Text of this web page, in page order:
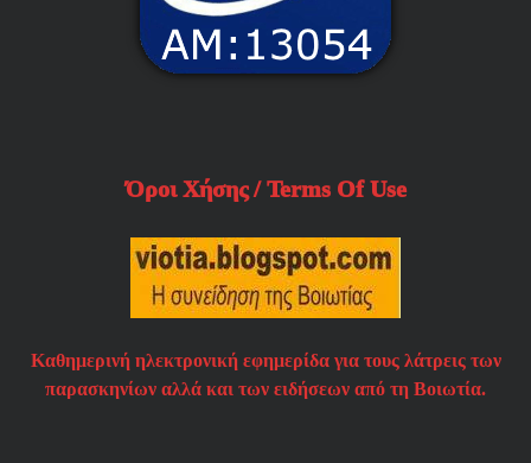
Όροι Χήσης / Terms Of Use
Καθημερινή ηλεκτρονική εφημερίδα για τους λάτρεις των
παρασκηνίων αλλά και των ειδήσεων από τη Βοιωτία.